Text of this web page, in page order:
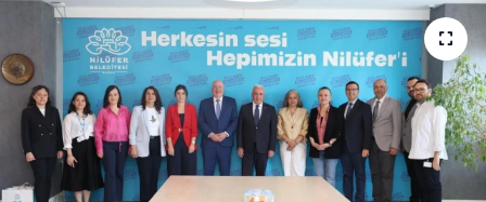
Sağlık
Siyaset
Teknoloji
Yazarlar